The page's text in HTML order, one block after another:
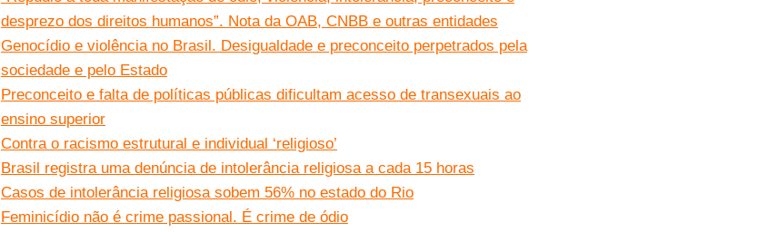
desprezo dos direitos humanos”. Nota da OAB, CNBB e outras entidades
Genocídio e violência no Brasil. Desigualdade e preconceito perpetrados pela
sociedade e pelo Estado
Preconceito e falta de políticas públicas dificultam acesso de transexuais ao
ensino superior
Contra o racismo estrutural e individual ‘religioso’
Brasil registra uma denúncia de intolerância religiosa a cada 15 horas
Casos de intolerância religiosa sobem 56% no estado do Rio
Feminicídio não é crime passional. É crime de ódio